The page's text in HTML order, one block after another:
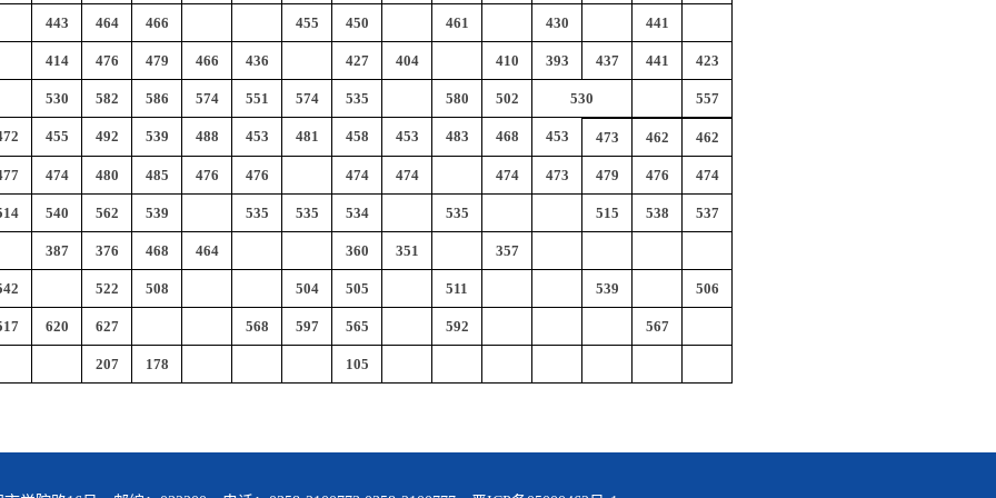
443 464 466 455 450 461 430 441
414 476 479 466 436 427 404 410 393 437 441 423
530 582 586 574 551 574 535 580 502 530 557
455 492 539 488 453 481 458 453 483 468 453 473 462 462
474 480 485 476 476 474 474 474 473 479 476 474
540 562 539 535 535 534 535 515 538 537
387 376 468 464 360 351 357
522 508 504 505 511 539 506
620 627 568 597 565 592 567
207 178 105